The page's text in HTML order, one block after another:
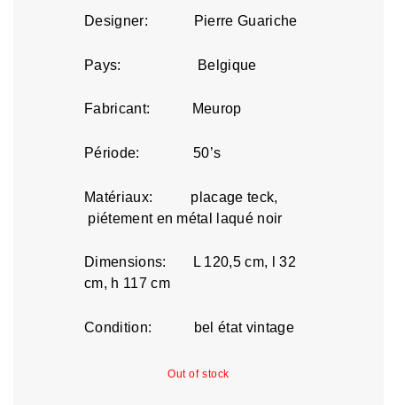
Designer: Pierre Guariche
Pays: Belgique
Fabricant: Meurop
Période: 50’s
Matériaux: placage teck,
piétement en métal laqué noir
Dimensions: L 120,5 cm, l 32
cm, h 117 cm
Condition: bel état vintage
Out of stock